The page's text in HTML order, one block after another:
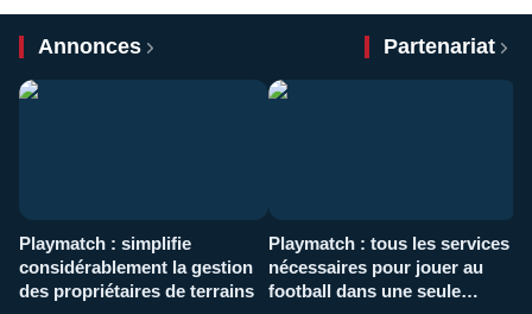
Annonces Partenariat
Playmatch : simplifie
considérablement la gestion
des propriétaires de terrains
Playmatch : tous les services
nécessaires pour jouer au
football dans une seule